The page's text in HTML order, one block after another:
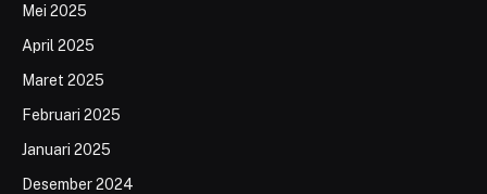
Mei 2025
April 2025
Maret 2025
Februari 2025
Januari 2025
Desember 2024